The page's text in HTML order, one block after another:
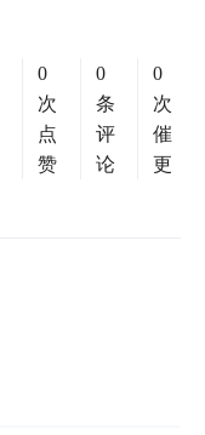
0
次
点
赞
0
条
评
论
0
次
催
更